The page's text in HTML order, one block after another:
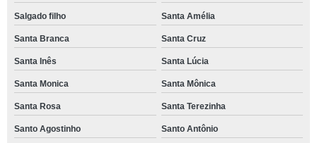
Salgado filho Santa Amélia
Santa Branca Santa Cruz
Santa Inês Santa Lúcia
Santa Monica Santa Mônica
Santa Rosa Santa Terezinha
Santo Agostinho Santo Antônio